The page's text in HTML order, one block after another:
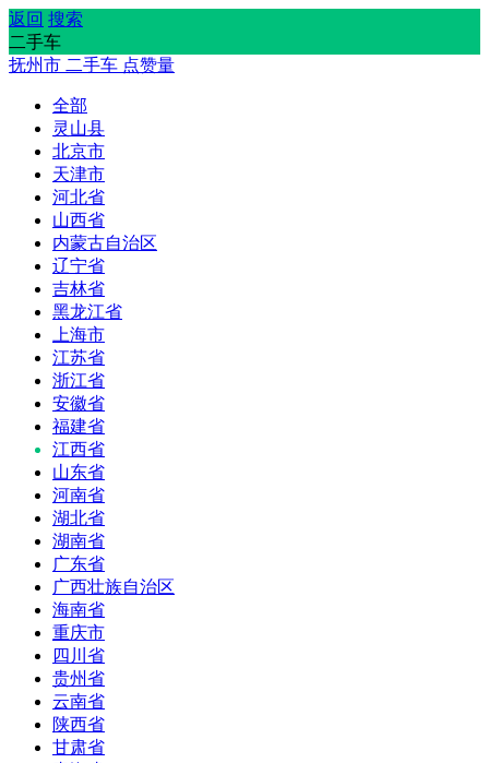
返回 搜索
二手车
抚州市 二手车 点赞量
全部
灵山县
北京市
天津市
河北省
山西省
内蒙古自治区
辽宁省
吉林省
黑龙江省
上海市
江苏省
浙江省
安徽省
福建省
江西省
山东省
河南省
湖北省
湖南省
广东省
广西壮族自治区
海南省
重庆市
四川省
贵州省
云南省
陕西省
甘肃省